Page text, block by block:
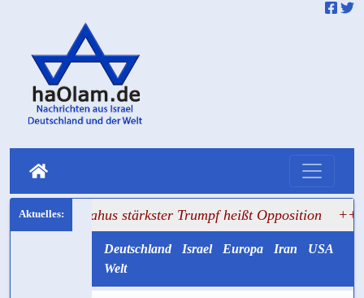
stärkster Trumpf heißt Opposition +++ Der 7.
Deutschland Israel Europa Iran
USA
Welt